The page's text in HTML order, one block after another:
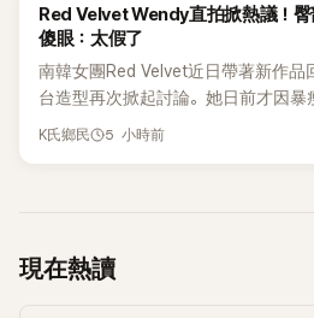
K-POP
Red Velvet Wendy直拍掀熱議！臀
傻眼：太假了
南韓女團Red Velvet近日帶著新作品
台造型再次掀起討論。她日前才因暴
被質疑在舞台上使用臀墊，如今最新
K氏鄉民 5 小時前
現在熱讀